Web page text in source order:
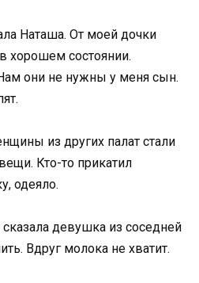
Наташа. От моей дочки
хорошем состоянии.
они не нужны у меня сын.
из других палат стали
Кто-то прикатил
одеяло.
девушка из соседней
Вдруг молока не хватит.